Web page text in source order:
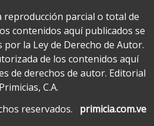
parcial o total de
contenidos aquí publicados se
la Ley de Derecho de Autor.
de los contenidos aquí
de derechos de autor. Editorial
C.A.
reservados.
primicia.com.ve